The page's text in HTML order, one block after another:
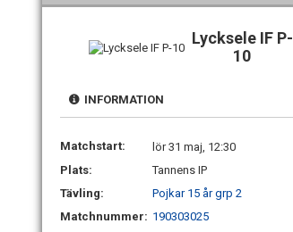
Lycksele IF P-
10
INFORMATION
Matchstart:
lör 31 maj, 12:30
Plats:
Tannens IP
Tävling:
Pojkar 15 år grp 2
Matchnummer: 190303025